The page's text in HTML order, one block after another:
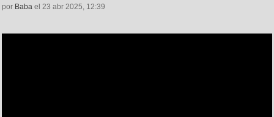
por Baba el 23 abr 2025, 12:39